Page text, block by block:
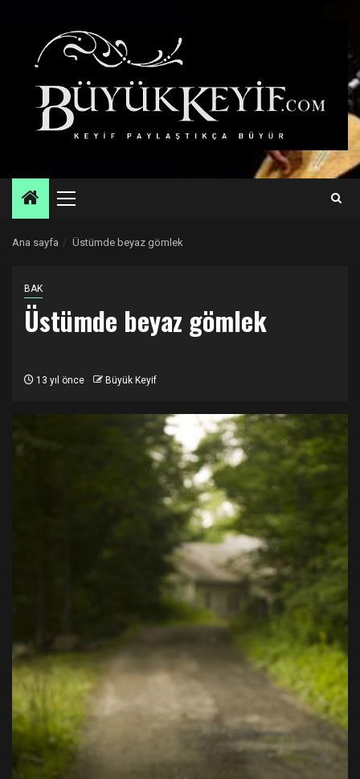
Primary
Ana sayfa Üstümde beyaz gömlek
BAK
Üstümde beyaz gömlek
13 yıl önce Büyük Keyif